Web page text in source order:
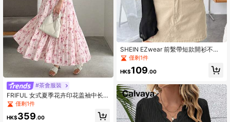
#茶會服裝
FRIFUL 女式夏季花卉印花盖袖中长连
衣裙，带荷叶边装饰太阳裙
僅剩1件
HK$359.00
SHEIN EZwear 前繫帶短款開衫不附
吊帶上衣
僅剩1件
HK$109.00